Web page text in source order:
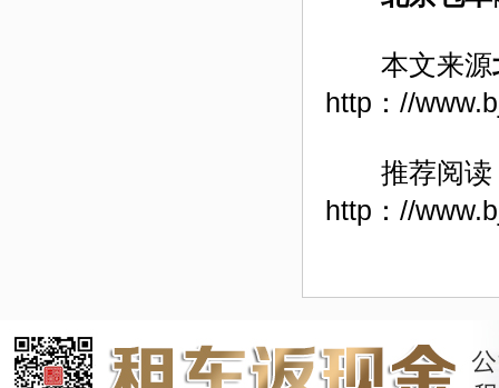
本文来源
http：//
推荐阅读
http：//